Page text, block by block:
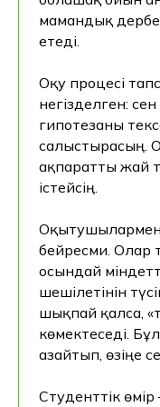
мамандық
етеді.
Оқу процесі
негізделген:
гипотезаны
салыстырасың.
ақпаратты жай
істейсің.
бейресми. Олар
осындай
шешілетінін
шықпай қалса,
көмектеседі.
азайтып, өзіңе
Студенттік